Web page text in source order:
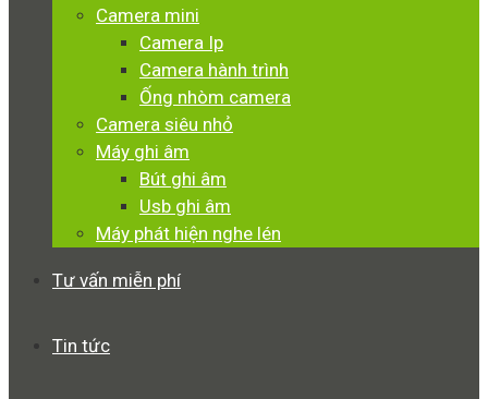
Camera mini
Camera Ip
Camera hành trình
Ống nhòm camera
Camera siêu nhỏ
Máy ghi âm
Bút ghi âm
Usb ghi âm
Máy phát hiện nghe lén
Tư vấn miễn phí
Tin tức